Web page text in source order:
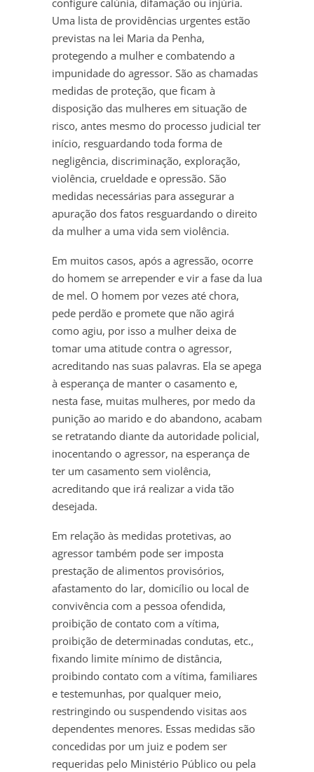
configure calúnia, difamação ou injúria.
Uma lista de providências urgentes estão
previstas na lei Maria da Penha,
protegendo a mulher e combatendo a
impunidade do agressor. São as chamadas
medidas de proteção, que ficam à
disposição das mulheres em situação de
risco, antes mesmo do processo judicial ter
início, resguardando toda forma de
negligência, discriminação, exploração,
violência, crueldade e opressão. São
medidas necessárias para assegurar a
apuração dos fatos resguardando o direito
da mulher a uma vida sem violência.
Em muitos casos, após a agressão, ocorre
do homem se arrepender e vir a fase da lua
de mel. O homem por vezes até chora,
pede perdão e promete que não agirá
como agiu, por isso a mulher deixa de
tomar uma atitude contra o agressor,
acreditando nas suas palavras. Ela se apega
à esperança de manter o casamento e,
nesta fase, muitas mulheres, por medo da
punição ao marido e do abandono, acabam
se retratando diante da autoridade policial,
inocentando o agressor, na esperança de
ter um casamento sem violência,
acreditando que irá realizar a vida tão
desejada.
Em relação às medidas protetivas, ao
agressor também pode ser imposta
prestação de alimentos provisórios,
afastamento do lar, domicílio ou local de
convivência com a pessoa ofendida,
proibição de contato com a vítima,
proibição de determinadas condutas, etc.,
fixando limite mínimo de distância,
proibindo contato com a vítima, familiares
e testemunhas, por qualquer meio,
restringindo ou suspendendo visitas aos
dependentes menores. Essas medidas são
concedidas por um juiz e podem ser
requeridas pelo Ministério Público ou pela